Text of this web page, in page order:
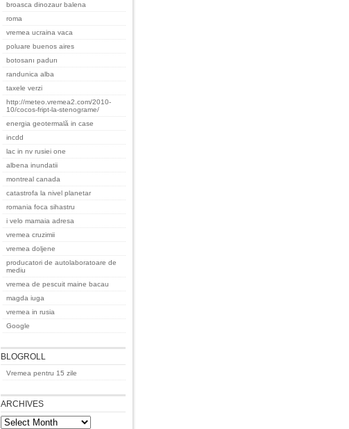
broasca dinozaur balena
roma
vremea ucraina vaca
poluare buenos aires
botosanı padurı
randunica alba
taxele verzi
http://meteo.vremea2.com/2010-
10/cocos-fript-la-stenograme/
energia geotermală in case
incdd
lac in nv rusiei one
albena inundatii
montreal canada
catastrofa la nivel planetar
romania foca sihastru
i velo mamaia adresa
vremea cruzimii
vremea doljene
producatori de autolaboratoare de
mediu
vremea de pescuit maine bacau
magda iuga
vremea in rusia
Google
BLOGROLL
Vremea pentru 15 zile
ARCHIVES
Archives